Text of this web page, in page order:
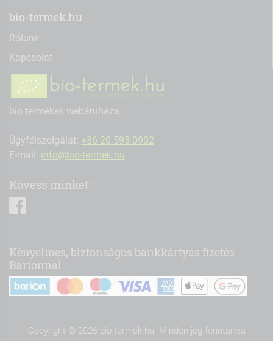
bio-termek.hu
Rólunk
Kapcsolat
bio termékek webáruháza
Ügyfélszolgálat: +36-20-593-0902
E-mail: info@bio-termek.hu
Kövess minket:
Kényelmes, biztonságos bankkártyás fizetés
Barionnal
Copyright © 2026 bio-termek.hu. Minden jog fenntartva